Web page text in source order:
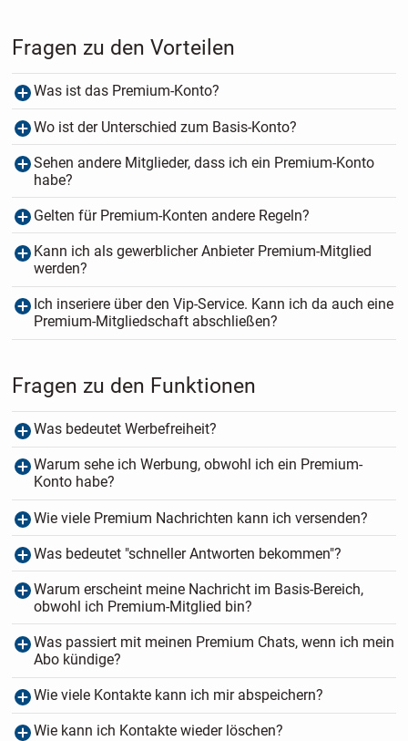
Fragen zu den Vorteilen
Was ist das Premium-Konto?
Wo ist der Unterschied zum Basis-Konto?
Sehen andere Mitglieder, dass ich ein Premium-Konto
habe?
Gelten für Premium-Konten andere Regeln?
Kann ich als gewerblicher Anbieter Premium-Mitglied
werden?
Ich inseriere über den Vip-Service. Kann ich da auch eine
Premium-Mitgliedschaft abschließen?
Fragen zu den Funktionen
Was bedeutet Werbefreiheit?
Warum sehe ich Werbung, obwohl ich ein Premium-
Konto habe?
Wie viele Premium Nachrichten kann ich versenden?
Was bedeutet "schneller Antworten bekommen"?
Warum erscheint meine Nachricht im Basis-Bereich,
obwohl ich Premium-Mitglied bin?
Was passiert mit meinen Premium Chats, wenn ich mein
Abo kündige?
Wie viele Kontakte kann ich mir abspeichern?
Wie kann ich Kontakte wieder löschen?